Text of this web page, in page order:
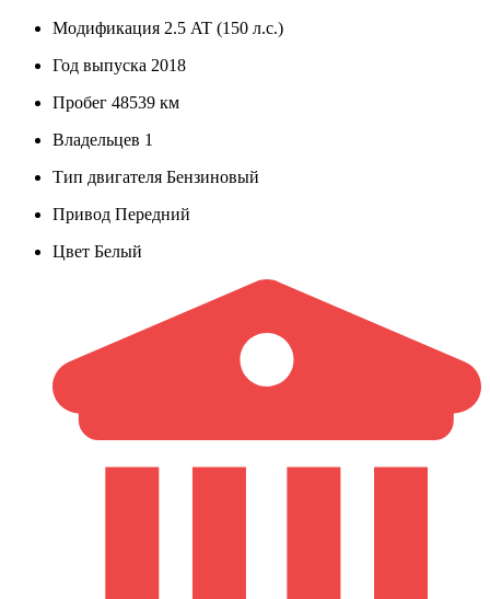
Модификация 2.5 AT (150 л.с.)
Год выпуска 2018
Пробег 48539 км
Владельцев 1
Тип двигателя Бензиновый
Привод Передний
Цвет Белый